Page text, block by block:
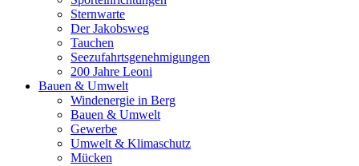
Sternwarte
Der Jakobsweg
Tauchen
Seezufahrtsgenehmigungen
200 Jahre Leoni
Bauen & Umwelt
Windenergie in Berg
Bauen & Umwelt
Gewerbe
Umwelt & Klimaschutz
Mücken